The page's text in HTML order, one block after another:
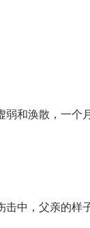
和涣散，一个
中，父亲的样